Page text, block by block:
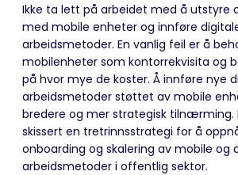
Ikke ta lett på arbeidet med å utstyre
med mobile enheter og innføre
arbeidsmetoder. En vanlig feil er å
mobilenheter som kontorrekvisita og
på hvor mye de koster. Å innføre nye
arbeidsmetoder støttet av mobile
bredere og mer strategisk tilnærming.
skissert en tretrinnsstrategi for å
onboarding og skalering av mobile og
arbeidsmetoder i offentlig sektor.